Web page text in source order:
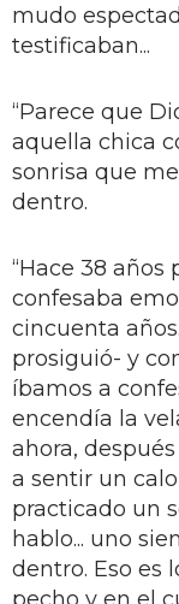
mudo
testificaban...
“Parece que
aquella chica
sonrisa que
dentro.
“Hace 38
confesaba
cincuenta
prosiguió- y
íbamos a
encendía la
ahora,
a sentir un
practicado un
hablo... uno
dentro. Eso es